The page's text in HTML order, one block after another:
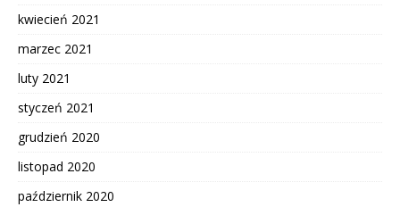
kwiecień 2021
marzec 2021
luty 2021
styczeń 2021
grudzień 2020
listopad 2020
październik 2020